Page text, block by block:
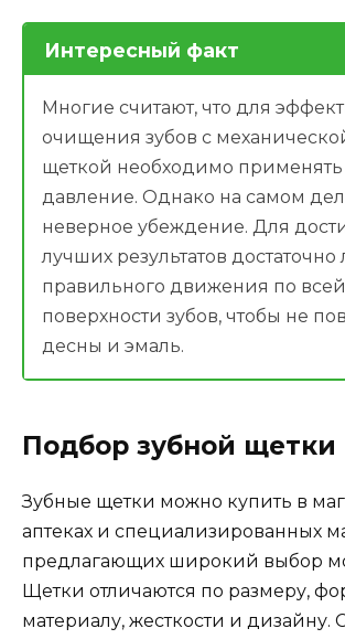
Интересный факт
Многие считают, что для
очищения зубов с
щеткой необходимо
давление. Однако на самом
неверное убеждение. Для
лучших результатов достаточно
правильного движения по всей
поверхности зубов, чтобы не
десны и эмаль.
Подбор зубной щетки
Зубные щетки можно купить в
аптеках и специализированных
предлагающих широкий выбор
Щетки отличаются по размеру,
материалу, жесткости и дизайну.